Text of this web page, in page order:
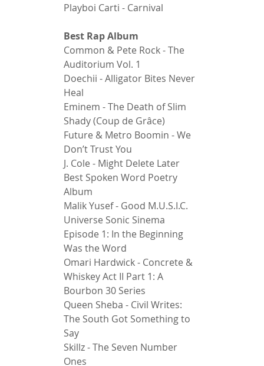
Playboi Carti - Carnival
Best Rap Album
Common & Pete Rock - The
Auditorium Vol. 1
Doechii - Alligator Bites Never
Heal
Eminem - The Death of Slim
Shady (Coup de Grâce)
Future & Metro Boomin - We
Don’t Trust You
J. Cole - Might Delete Later
Best Spoken Word Poetry
Album
Malik Yusef - Good M.U.S.I.C.
Universe Sonic Sinema
Episode 1: In the Beginning
Was the Word
Omari Hardwick - Concrete &
Whiskey Act II Part 1: A
Bourbon 30 Series
Queen Sheba - Civil Writes:
The South Got Something to
Say
Skillz - The Seven Number
Ones